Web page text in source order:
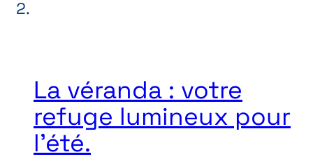
La véranda : votre
refuge lumineux pour
l’été.